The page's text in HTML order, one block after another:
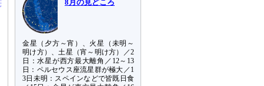
8月の見どころ
金星（夕方～宵）、火星（未明～
明け方）、土星（宵～明け方）／2
日：水星が西方最大離角／12～13
日：ペルセウス座流星群が極大／1
3日未明：スペインなどで皆既日食